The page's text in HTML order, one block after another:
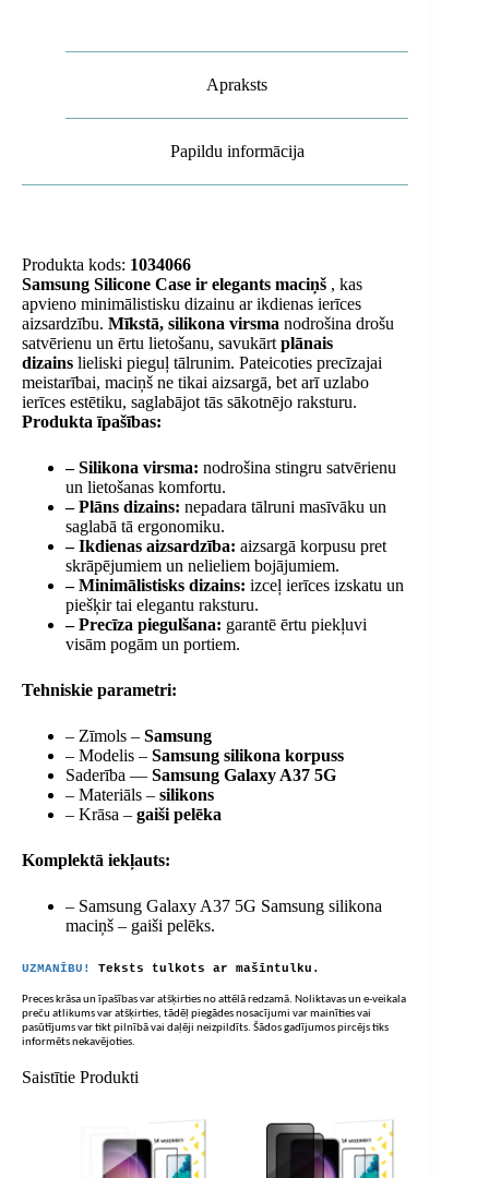
Apraksts
Papildu informācija
Produkta kods: 1034066
Samsung Silicone Case ir elegants maciņš , kas
apvieno minimālistisku dizainu ar ikdienas ierīces
aizsardzību. Mīkstā, silikona virsma nodrošina drošu
satvērienu un ērtu lietošanu, savukārt plānais
dizains lieliski pieguļ tālrunim. Pateicoties precīzajai
meistarībai, maciņš ne tikai aizsargā, bet arī uzlabo
ierīces estētiku, saglabājot tās sākotnējo raksturu.
Produkta īpašības:
– Silikona virsma: nodrošina stingru satvērienu
un lietošanas komfortu.
– Plāns dizains: nepadara tālruni masīvāku un
saglabā tā ergonomiku.
– Ikdienas aizsardzība: aizsargā korpusu pret
skrāpējumiem un nelieliem bojājumiem.
– Minimālistisks dizains: izceļ ierīces izskatu un
piešķir tai elegantu raksturu.
– Precīza piegulšana: garantē ērtu piekļuvi
visām pogām un portiem.
Tehniskie parametri:
– Zīmols – Samsung
– Modelis – Samsung silikona korpuss
Saderība — Samsung Galaxy A37 5G
– Materiāls – silikons
– Krāsa – gaiši pelēka
Komplektā iekļauts:
– Samsung Galaxy A37 5G Samsung silikona
maciņš – gaiši pelēks.
UZMANĪBU! Teksts tulkots ar mašīntulku.
Preces krāsa un īpašības var atšķirties no attēlā redzamā. Noliktavas un e-veikala
preču atlikums var atšķirties, tādēļ piegādes nosacījumi var mainīties vai
pasūtījums var tikt pilnībā vai daļēji neizpildīts. Šādos gadījumos pircējs tiks
informēts nekavējoties.
Saistītie Produkti